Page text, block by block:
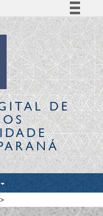
Simplifique!
Comunica BR
Participe
Acesso à informação
Legislação
CanaisDE